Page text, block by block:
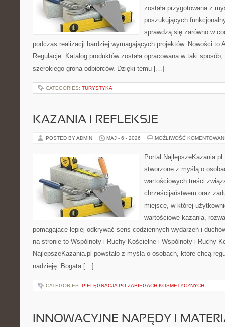
została przygotowana z
poszukujących
sprawdzą się zarówno w
podczas realizacji bardziej wymagających projektów. Nowości to
Regulacje. Katalog produktów została opracowana w taki
szerokiego grona odbiorców. Dzięki temu […]
CATEGORIES: TURYSTYKA
KAZANIA I REFLEKSJE
POSTED BY ADMIN MAJ - 6 - 2026 MOŻLIWOŚĆ
Portal
stworzone z myślą o
wartościowych treści
chrześcijaństwem oraz
miejsce, w której
wartościowe kazania,
pomagające lepiej odkrywać sens codziennych wydarzeń i
na stronie to Wspólnoty i Ruchy Kościelne i Wspólnoty i Ruchy
NajlepszeKazania.pl powstało z myślą o osobach, które chcą
nadzieję. Bogata […]
CATEGORIES: PIELĘGNACJA PO ZABIEGACH KOSMETYCZNYCH
INNOWACYJNE NAPĘDY I